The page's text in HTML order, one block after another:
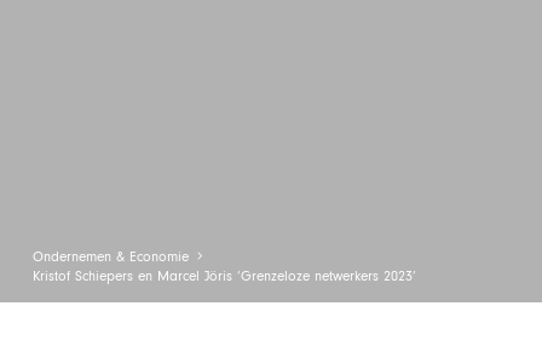
Ondernemen & Economie
Kristof Schiepers en Marcel Jöris ‘Grenzeloze netwerkers 2023’